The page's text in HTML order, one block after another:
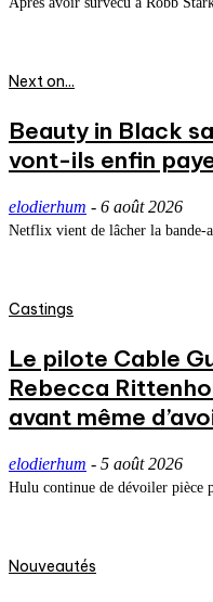
Next on...
Beauty in Black
vont-ils enfin
elodierhum - 6 août 2026
Netflix vient de lâcher la bande-
Castings
Le pilote Cable
Rebecca
avant même
elodierhum - 5 août 2026
Hulu continue de dévoiler pièce
Nouveautés